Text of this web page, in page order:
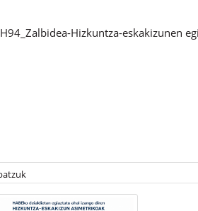
Hizkuntza-eskakizunen